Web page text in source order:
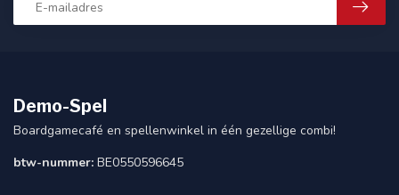
Demo-Spel
Boardgamecafé en spellenwinkel in één gezellige combi!
btw-nummer: BE0550596645